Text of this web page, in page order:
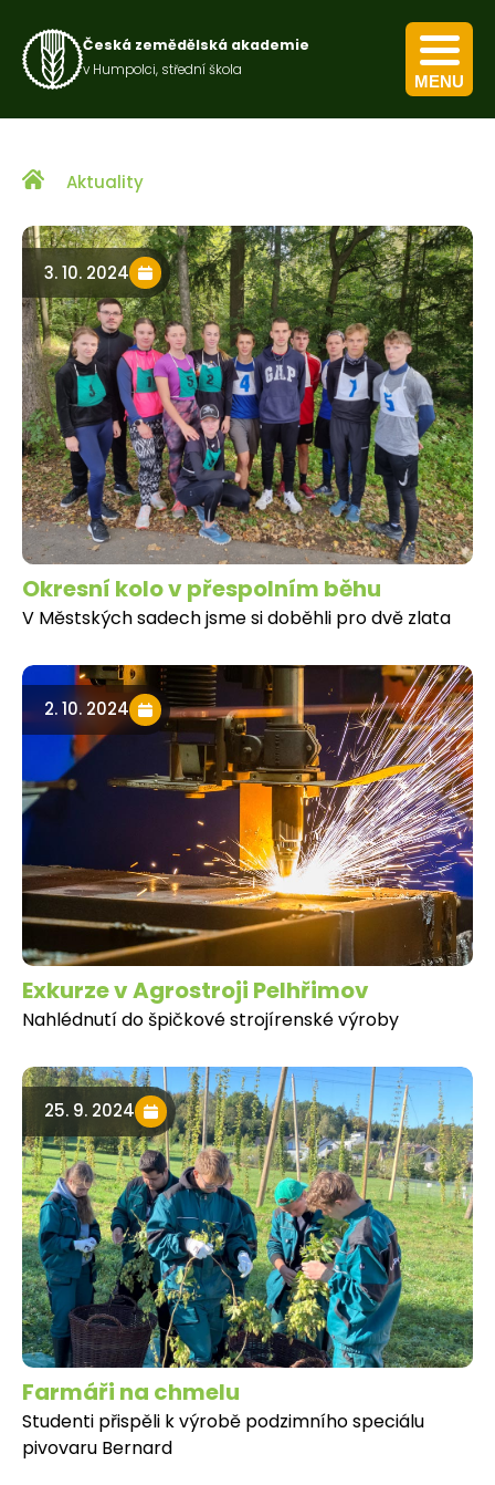
Česká zemědělská akademie
v Humpolci, střední škola
MENU
Aktuality
3. 10. 2024
Okresní kolo v přespolním běhu
V Městských sadech jsme si doběhli pro dvě zlata
2. 10. 2024
Exkurze v Agrostroji Pelhřimov
Nahlédnutí do špičkové strojírenské výroby
25. 9. 2024
Farmáři na chmelu
Studenti přispěli k výrobě podzimního speciálu
pivovaru Bernard